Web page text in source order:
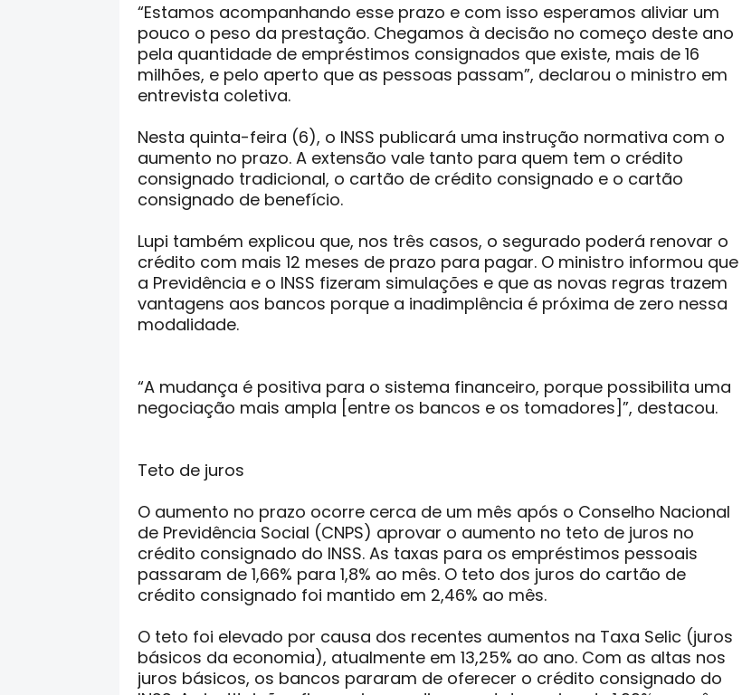
“Estamos acompanhando esse prazo e com isso esperamos aliviar um
pouco o peso da prestação. Chegamos à decisão no começo deste ano
pela quantidade de empréstimos consignados que existe, mais de 16
milhões, e pelo aperto que as pessoas passam”, declarou o ministro em
entrevista coletiva.
Nesta quinta-feira (6), o INSS publicará uma instrução normativa com o
aumento no prazo. A extensão vale tanto para quem tem o crédito
consignado tradicional, o cartão de crédito consignado e o cartão
consignado de benefício.
Lupi também explicou que, nos três casos, o segurado poderá renovar o
crédito com mais 12 meses de prazo para pagar. O ministro informou que
a Previdência e o INSS fizeram simulações e que as novas regras trazem
vantagens aos bancos porque a inadimplência é próxima de zero nessa
modalidade.
“A mudança é positiva para o sistema financeiro, porque possibilita uma
negociação mais ampla [entre os bancos e os tomadores]”, destacou.
Teto de juros
O aumento no prazo ocorre cerca de um mês após o Conselho Nacional
de Previdência Social (CNPS) aprovar o aumento no teto de juros no
crédito consignado do INSS. As taxas para os empréstimos pessoais
passaram de 1,66% para 1,8% ao mês. O teto dos juros do cartão de
crédito consignado foi mantido em 2,46% ao mês.
O teto foi elevado por causa dos recentes aumentos na Taxa Selic (juros
básicos da economia), atualmente em 13,25% ao ano. Com as altas nos
juros básicos, os bancos pararam de oferecer o crédito consignado do